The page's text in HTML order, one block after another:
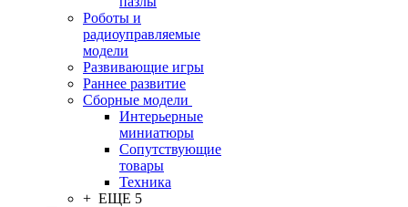
Роботы и
радиоуправляемые
модели
Развивающие игры
Раннее развитие
Сборные модели
Интерьерные
миниатюры
Сопутствующие
товары
Техника
+ ЕЩЕ 5